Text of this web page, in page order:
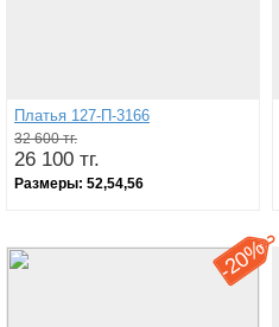
Платья 127-П-3166
32 600 тг.
26 100 тг.
Размеры: 52,54,56
-
20%